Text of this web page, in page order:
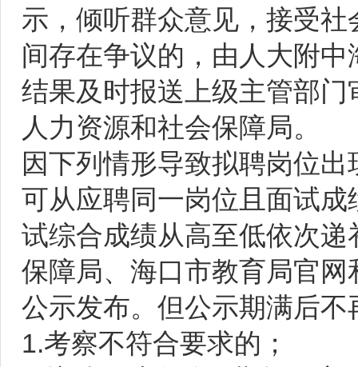
示，倾听群众意见，接受
间存在争议的，由人大附
结果及时报送上级主管部
人力资源和社会保障局。
因下列情形导致拟聘岗位
可从应聘同一岗位且面试
试综合成绩从高至低依次
保障局、海口市教育局官
公示发布。但公示期满后不
1.考察不符合要求的；